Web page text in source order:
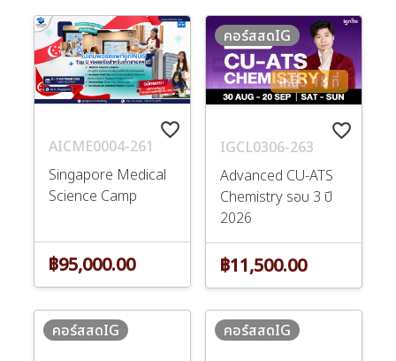
favorite_border
AICME0004-261
Singapore Medical
Science Camp
฿95,000.00
favorite_border
IGCL0306-263
Advanced CU-ATS
Chemistry รอบ 3 ปี
2026
เหลือ 18 ที่
คอร์สสดIG
฿11,500.00
คอร์สสดIG คอร์สสดIG